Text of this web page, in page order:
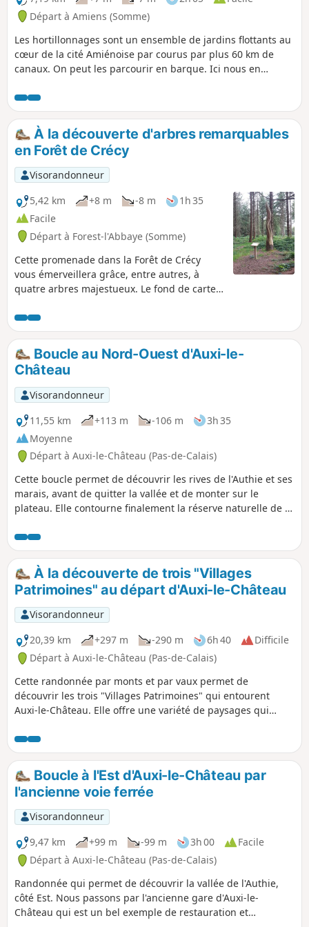
activité et qui fabrique de la farine dont
une variété est réservée à la baguette
"Avocette" qui est vendue à Quesnoy-le-
Montant, mais également dans d'autres
boulangeries de la Somme. Randonnée
somme.
Départ à Amiens (Somme)
Les hortillonnages sont un ensemble de jardins flottants au
cœur de la cité Amiénoise par courus par plus 60 km de
canaux. On peut les parcourir en barque. Ici nous en
À la découverte d'arbres remarquables
en Forêt de Crécy
Visorandonneur
5,42 km
+8 m -8 m
1h 35
Facile
Départ à Forest-l'Abbaye (Somme)
Cette promenade dans la Forêt de Crécy
vous émerveillera grâce, entre autres, à
quatre arbres majestueux. Le fond de carte
le parcours.
Boucle au Nord-Ouest d'Auxi-le-
Château
Visorandonneur
11,55 km
+113 m -106 m
3h 35
Moyenne
Départ à Auxi-le-Château (Pas-de-Calais)
Cette boucle permet de découvrir les rives de l'Authie et ses
marais, avant de quitter la vallée et de monter sur le
plateau. Elle contourne finalement la réserve naturelle de la
Château et son église classée du XVe siècle.
À la découverte de trois "Villages
Patrimoines" au départ d'Auxi-le-Château
Visorandonneur
20,39 km
+297 m -290 m 6h 40
Difficile
Départ à Auxi-le-Château (Pas-de-Calais)
Cette randonnée par monts et par vaux permet de
découvrir les trois "Villages Patrimoines" qui entourent
Auxi-le-Château. Elle offre une variété de paysages qui
et au respect de la diversité.
Boucle à l'Est d'Auxi-le-Château par
l'ancienne voie ferrée
Visorandonneur
9,47 km
+99 m -99 m 3h 00
Facile
Départ à Auxi-le-Château (Pas-de-Calais)
Randonnée qui permet de découvrir la vallée de l'Authie,
côté Est. Nous passons par l'ancienne gare d'Auxi-le-
Château qui est un bel exemple de restauration et